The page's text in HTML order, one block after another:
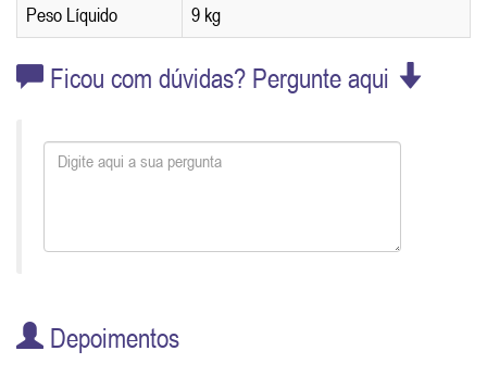
Peso Líquido 9 kg
Ficou com dúvidas? Pergunte aqui
Depoimentos